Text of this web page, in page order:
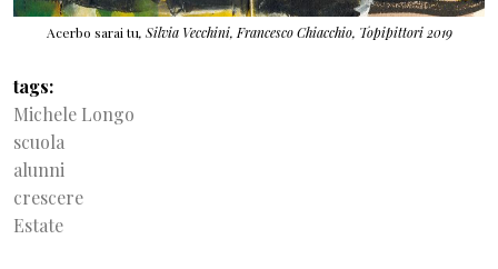
Acerbo sarai tu, Silvia Vecchini, Francesco Chiacchio, Topipittori 2019
tags
Michele Longo
scuola
alunni
crescere
Estate